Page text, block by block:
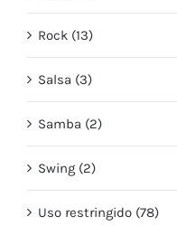
Rock (13)
Salsa (3)
Samba (2)
Swing (2)
Uso restringido (78)